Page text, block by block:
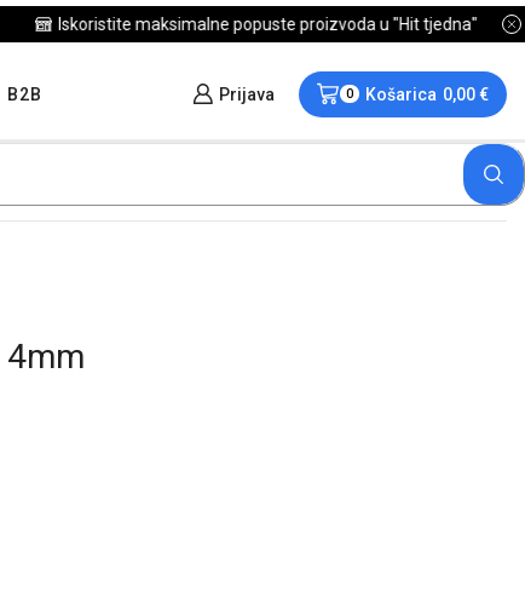
B2B Prijava 0 Košarica 0,00€
4mm